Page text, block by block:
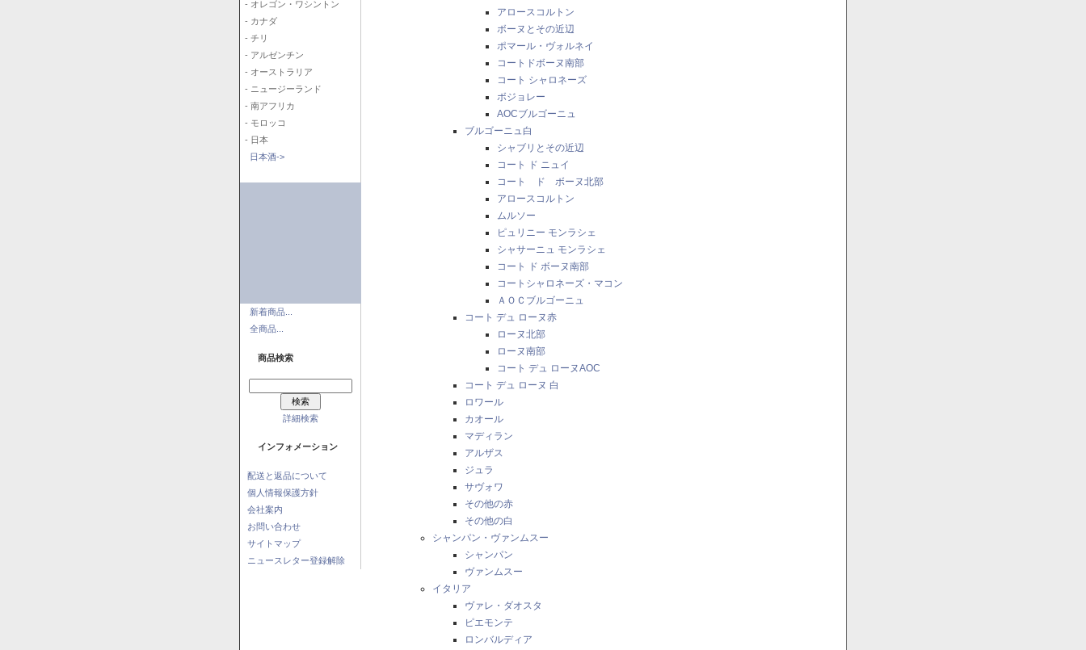
- オレゴン・ワシントン
- カナダ
- チリ
- アルゼンチン
- オーストラリア
- ニュージーランド
- 南アフリカ
- モロッコ
- 日本
日本酒->
新着商品...
全商品...
商品検索
詳細検索
インフォメーション
配送と返品について
個人情報保護方針
会社案内
お問い合わせ
サイトマップ
ニュースレター登録解除
アロースコルトン
ボーヌとその近辺
ポマール・ヴォルネイ
コートドボーヌ南部
コート シャロネーズ
ボジョレー
AOCブルゴーニュ
ブルゴーニュ白
シャブリとその近辺
コート ド ニュイ
コート ド ボーヌ北部
アロースコルトン
ムルソー
ピュリニー モンラシェ
シャサーニュ モンラシェ
コート ド ボーヌ南部
コートシャロネーズ・マコン
ＡＯＣブルゴーニュ
コート デュ ローヌ赤
ローヌ北部
ローヌ南部
コート デュ ローヌAOC
コート デュ ローヌ 白
ロワール
カオール
マディラン
アルザス
ジュラ
サヴォワ
その他の赤
その他の白
シャンパン・ヴァンムスー
シャンパン
ヴァンムスー
イタリア
ヴァレ・ダオスタ
ピエモンテ
ロンバルディア